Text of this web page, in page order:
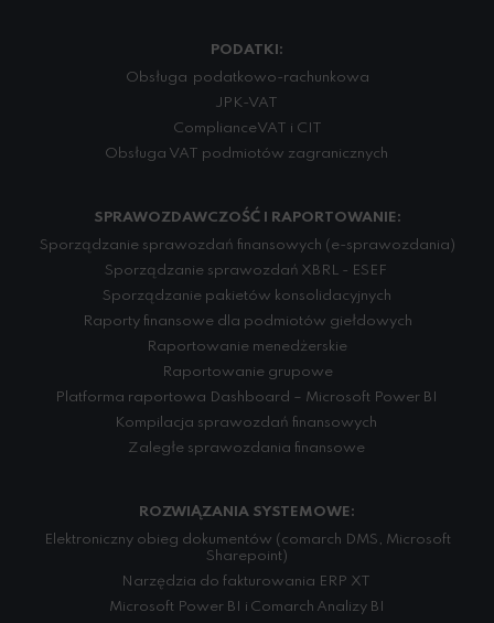
PODATKI:
Obsługa podatkowo-rachunkowa
JPK-VAT
Compliance VAT i CIT
Obsługa VAT podmiotów zagranicznych
SPRAWOZDAWCZOŚĆ I RAPORTOWANIE:
Sporządzanie sprawozdań finansowych (e-sprawozdania)
Sporządzanie sprawozdań XBRL - ESEF
Sporządzanie pakietów konsolidacyjnych
Raporty finansowe dla podmiotów giełdowych
Raportowanie menedżerskie
Raportowanie grupowe
Platforma raportowa Dashboard – Microsoft Power BI
Kompilacja sprawozdań finansowych
Zaległe sprawozdania finansowe
ROZWIĄZANIA SYSTEMOWE:
Elektroniczny obieg dokumentów (comarch DMS, Microsoft
Sharepoint)
Narzędzia do fakturowania ERP XT
Microsoft Power BI i Comarch Analizy BI